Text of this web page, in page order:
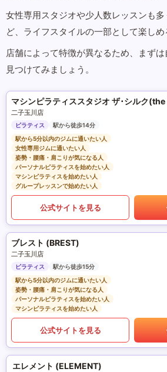
女性専用スタジオや少人数レッスンも
ど、ライフスタイルの一部として楽しめ
店舗によって特徴が異なるため、まず
見つけてみましょう。
二子玉川店
ピラティス
駅から徒歩14分
駅から5分以内のジムに通いたい人
女性専用ジムに通いたい人
姿勢・腰痛・肩こりが気になる人
パーソナルピラティスを始めたい人
マシンピラティスを始めたい人
グループレッスンで始めたい人
公式サイトを見る
ブレスト (BREST)
二子玉川店
ピラティス
駅から徒歩15分
駅から5分以内のジムに通いたい人
姿勢・腰痛・肩こりが気になる人
パーソナルピラティスを始めたい人
マシンピラティスを始めたい人
公式サイトを見る
エレメント (ELEMENT)